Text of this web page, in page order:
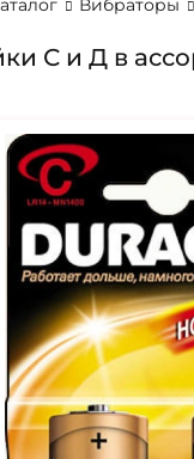
Вибраторы
С и Д в